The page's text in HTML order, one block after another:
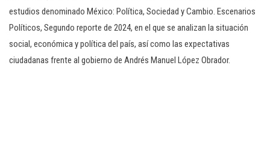
estudios denominado México: Política, Sociedad y Cambio. Escenarios
Políticos, Segundo reporte de 2024, en el que se analizan la situación
social, económica y política del país, así como las expectativas
ciudadanas frente al gobierno de Andrés Manuel López Obrador.